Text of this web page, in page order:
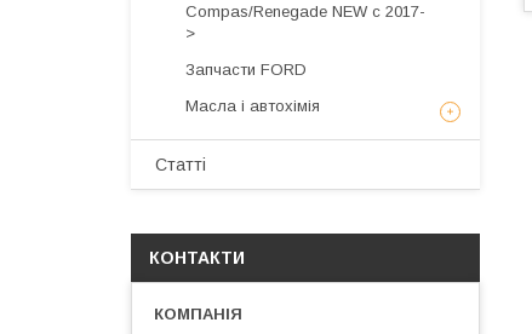
Compas/Renegade NEW с 2017-
>
Запчасти FORD
Масла і автохімія
Статті
КОНТАКТИ